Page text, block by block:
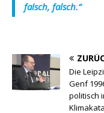
falsch, falsch.“
Die
Genf
politisch